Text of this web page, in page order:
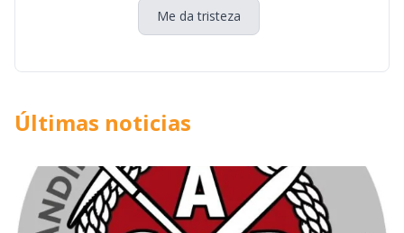
Me da tristeza
Últimas noticias